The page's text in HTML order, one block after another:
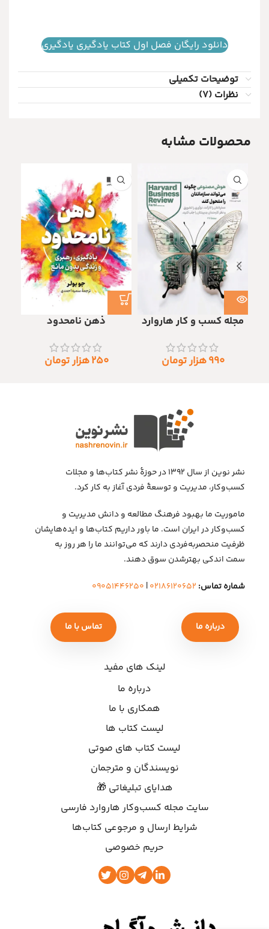
دانلود رایگان فصل اول کتاب یادگیری یادگیری
توضیحات تکمیلی
نظرات (7)
محصولات مشابه
مجله کسب و کار هاروارد
۹۹۰هزار تومان
ذهن نامحدود
۲۵۰هزار تومان
نشر نوین از سال ۱۳۹۲ در حوزهٔ نشر کتاب‌ها و مجلات
کسب‌وکار، مدیریت و توسعهٔ فردی آغاز به کار کرد.
ماموریت ما بهبود فرهنگ مطالعه و دانش مدیریت و
کسب‌وکار در ایران است. ما باور داریم کتاب‌ها و ایده‌هایشان
ظرفیت منحصربه‌فردی دارند که می‌توانند ما را هر روز به
سمت اندکی بهتر‌شدن سوق دهند.
شماره تماس: ۰۲۱۸۶۱۲۰۶۵۲| ۰۹۰۵۱۴۴۶۲۵۰
درباره ما تماس با ما
لینک های مفید
درباره ما
همکاری با ما
لیست کتاب ها
لیست کتاب های صوتی
نویسندگان و مترجمان
هدایای تبلیغاتی 🎁
سایت مجله کسب‌وکار هاروارد فارسی
شرایط ارسال و مرجوعی کتاب‌ها
حریم خصوصی